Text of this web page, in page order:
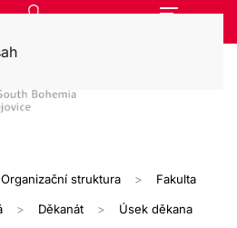
Organizační struktura Fakulta
Děkanát Úsek děkana